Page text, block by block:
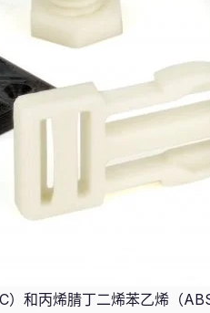
）和丙烯腈丁二烯苯乙烯（